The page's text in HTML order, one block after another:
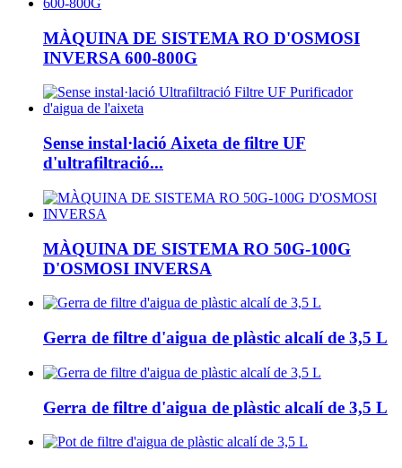
MÀQUINA DE SISTEMA RO D'OSMOSI
INVERSA 600-800G
Sense instal·lació Aixeta de filtre UF
d'ultrafiltració...
MÀQUINA DE SISTEMA RO 50G-100G
D'OSMOSI INVERSA
Gerra de filtre d'aigua de plàstic alcalí de 3,5 L
Gerra de filtre d'aigua de plàstic alcalí de 3,5 L